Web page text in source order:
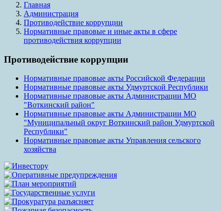
Главная
Администрация
Противодействие коррупции
Нормативные правовые и иные акты в сфере
противодействия коррупции
Противодействие коррупции
Нормативные правовые акты Российской Федерации
Нормативные правовые акты Удмуртской Республики
Нормативные правовые акты Администрации МО
"Воткинский район"
Нормативные правовые акты Администрации МО
"Муниципальный округ Воткинский район Удмуртской
Республики"
Нормативные правовые акты Управления сельского
хозяйства